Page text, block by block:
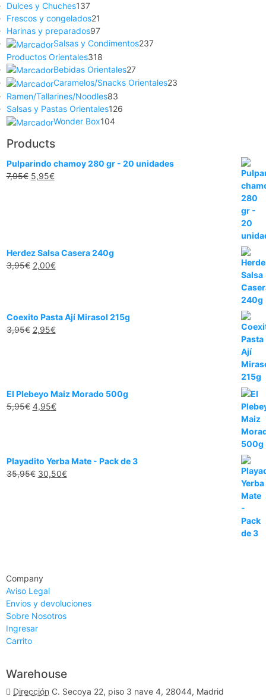
Dulces y Chuches137
Frescos y congelados21
Harinas y preparados97
Salsas y Condimentos237
Productos Orientales318
Bebidas Orientales27
Caramelos/Snacks Orientales23
Ramen/Tallarines/Noodles83
Salsas y Pastas Orientales126
Wonder Box104
Products
Pulparindo chamoy 280 gr - 20 unidades
7,95€ 5,95€
Herdez Salsa Casera 240g
3,95€ 2,00€
Coexito Pasta Ají Mirasol 215g
3,95€ 2,95€
El Plebeyo Maiz Morado 500g
5,95€ 4,95€
Playadito Yerba Mate - Pack de 3
35,95€ 30,50€
Company
Aviso Legal
Envios y devoluciones
Sobre Nosotros
Ingresar
Carrito
Warehouse
Dirección C. Secoya 22, piso 3 nave 4, 28044, Madrid